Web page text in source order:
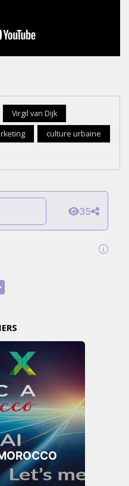
Virgil van Dijk
culture urbaine
35